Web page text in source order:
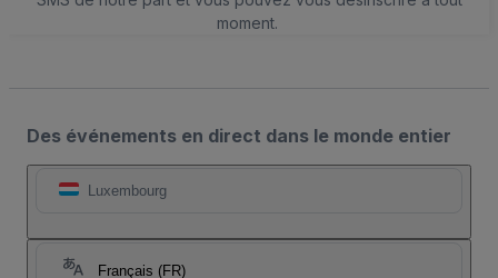
moment.
Des événements en direct dans le monde entier
Luxembourg
Français (FR)